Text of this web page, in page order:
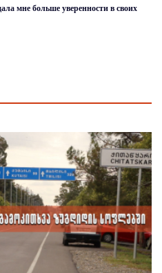
мне больше уверенности в своих